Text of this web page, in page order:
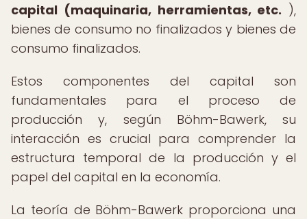
capital (maquinaria, herramientas, etc. ),
bienes de consumo no finalizados y bienes de
consumo finalizados.
Estos componentes del capital son
fundamentales para el proceso de
producción y, según Böhm-Bawerk, su
interacción es crucial para comprender la
estructura temporal de la producción y el
papel del capital en la economía.
La teoría de Böhm-Bawerk proporciona una